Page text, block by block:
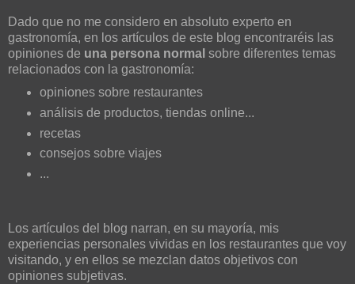
Dado que no me considero en absoluto experto en
gastronomía, en los artículos de este blog encontraréis las
opiniones de una persona normal sobre diferentes temas
relacionados con la gastronomía:
opiniones sobre restaurantes
análisis de productos, tiendas online...
recetas
consejos sobre viajes
...
Los artículos del blog narran, en su mayoría, mis
experiencias personales vividas en los restaurantes que voy
visitando, y en ellos se mezclan datos objetivos con
opiniones subjetivas.